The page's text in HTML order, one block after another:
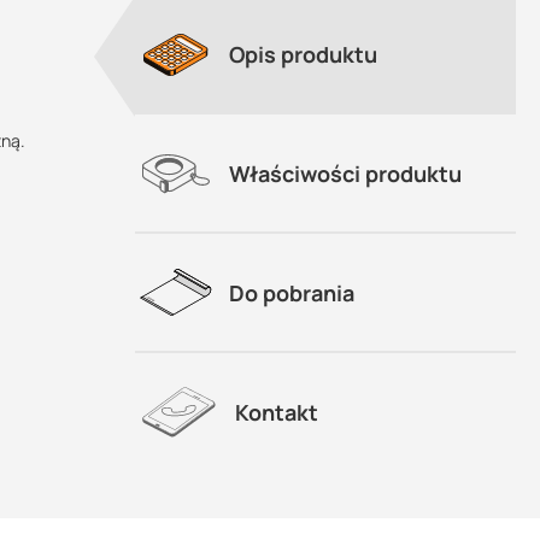
Opis produktu
Właściwości produktu
Do pobrania
Kontakt